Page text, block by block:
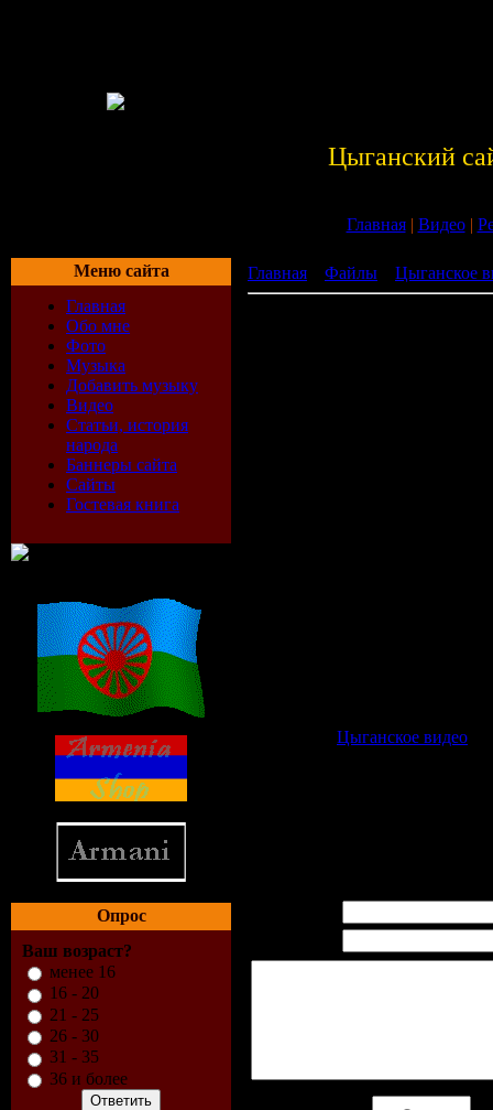
Цыганский
Главная| Видео|
Меню сайта
Главная
Обо мне
Фото
Музыка
Добавить музыку
Видео
Статьи, история
народа
Баннеры сайта
Сайты
Гостевая книга
Опрос
Ваш возраст?
менее 16
16 - 20
21 - 25
26 - 30
31 - 35
36 и более
Главная Файлы Цыганское
Цыганское видео